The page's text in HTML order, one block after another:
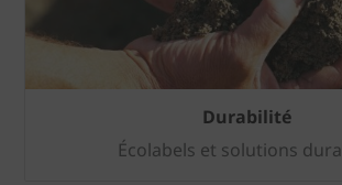
Durabilité
Écolabels et solutions